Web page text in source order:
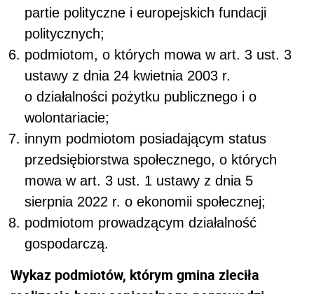
partie polityczne i europejskich fundacji
politycznych;
podmiotom, o których mowa w art. 3 ust. 3
ustawy z dnia 24 kwietnia 2003 r.
o działalności pożytku publicznego i o
wolontariacie;
innym podmiotom posiadającym status
przedsiębiorstwa społecznego, o których
mowa w art. 3 ust. 1 ustawy z dnia 5
sierpnia 2022 r. o ekonomii społecznej;
podmiotom prowadzącym działalność
gospodarczą.
Wykaz podmiotów, którym gmina zleciła